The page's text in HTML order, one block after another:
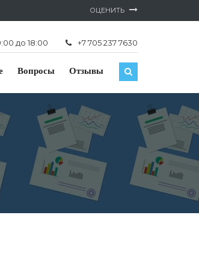
ОЦЕНИТЬ
до 18:00 +7 705 237 7630
Вопросы Отзывы